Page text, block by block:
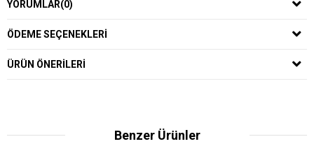
YORUMLAR(0)
ÖDEME SEÇENEKLERI
ÜRÜN ÖNERILERI
Benzer Ürünler